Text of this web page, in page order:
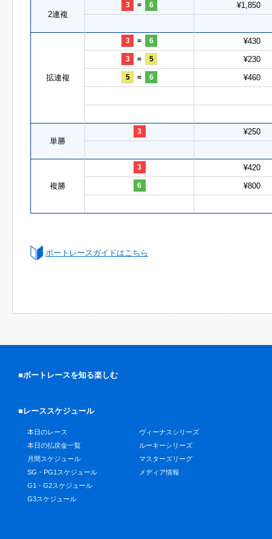
2連複
3 = 6 ¥1,850
拡連複
3 = 6 ¥430
3 = 5 ¥230
5 = 6 ¥460
単勝
3 ¥250
複勝
3 ¥420
6 ¥800
ボートレースガイドはこちら
■ボートレースを知る楽しむ
■レーススケジュール
本日のレース
本日の払戻金一覧
月間スケジュール
SG・PG1スケジュール
G1・G2スケジュール
G3スケジュール
ヴィーナスシリーズ
ルーキーシリーズ
マスターズリーグ
メディア情報